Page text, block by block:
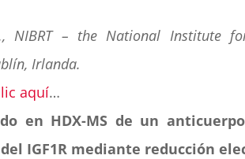
NIBRT – the National Institute
Irlanda.
aquí…
en HDX-MS de un
IGF1R mediante reducción